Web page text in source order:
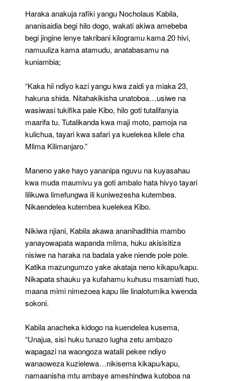
Haraka anakuja rafiki yangu Nocholaus Kabila,
ananisaidia begi hilo dogo, wakati akiwa amebeba
begi jingine lenye takribani kilogramu kama 20 hivi,
namuuliza kama atamudu, anatabasamu na
kuniambia;
“Kaka hii ndiyo kazi yangu kwa zaidi ya miaka 23,
hakuna shida. Nitahakikisha unatoboa…usiwe na
wasiwasi tukifika pale Kibo, hilo goti tutalifanyia
maarifa tu. Tutalikanda kwa maji moto, pamoja na
kulichua, tayari kwa safari ya kuelekea kilele cha
Mlima Kilimanjaro.”
Maneno yake hayo yananipa nguvu na kuyasahau
kwa muda maumivu ya goti ambalo hata hivyo tayari
lilikuwa limefungwa ili kuniwezesha kutembea.
Nikaendelea kutembea kuelekea Kibo.
Nikiwa njiani, Kabila akawa ananihadithia mambo
yanayowapata wapanda mlima, huku akisisitiza
nisiwe na haraka na badala yake niende pole pole.
Katika mazungumzo yake akataja neno kikapu/kapu.
Nikapata shauku ya kufahamu kuhusu msamiati huo,
maana mimi nimezoea kapu lile linalotumika kwenda
sokoni.
Kabila anacheka kidogo na kuendelea kusema,
“Unajua, sisi huku tunazo lugha zetu ambazo
wapagazi na waongoza watalii pekee ndiyo
wanaoweza kuzielewa…nikisema kikapu/kapu,
namaanisha mtu ambaye ameshindwa kutoboa na